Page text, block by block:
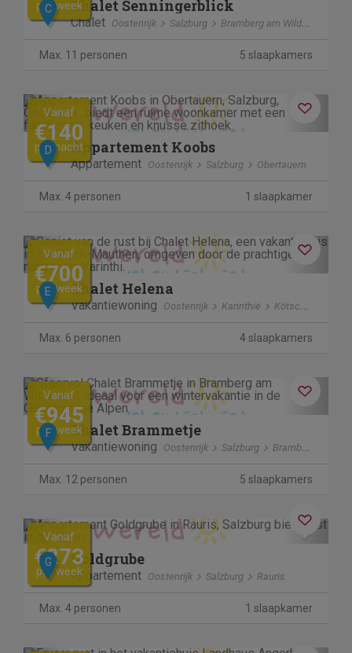
per week
C Chalet Senningerblick
Chalet Oostenrijk Salzburg Bramberg am Wildkogel
Max. 11 personen 5 slaapkamers
Previous Next
Vanaf
€140
per nacht
D Appartement Koobs
Appartement Oostenrijk Salzburg Obertauern
Max. 4 personen 1 slaapkamer
Previous Next
Vanaf
€700
per week
E Chalet Helena
Vakantiewoning Oostenrijk Karinthië Kötschach-Mauthen
Max. 6 personen 4 slaapkamers
Previous Next
Vanaf
€945
per week
F Chalet Brammetje
Vakantiewoning Oostenrijk Salzburg Bramberg am Wildkogel
Max. 12 personen 5 slaapkamers
Previous Next
Vanaf
€273
per week
G Goldgrube
Appartement Oostenrijk Salzburg Rauris
Max. 4 personen 1 slaapkamer